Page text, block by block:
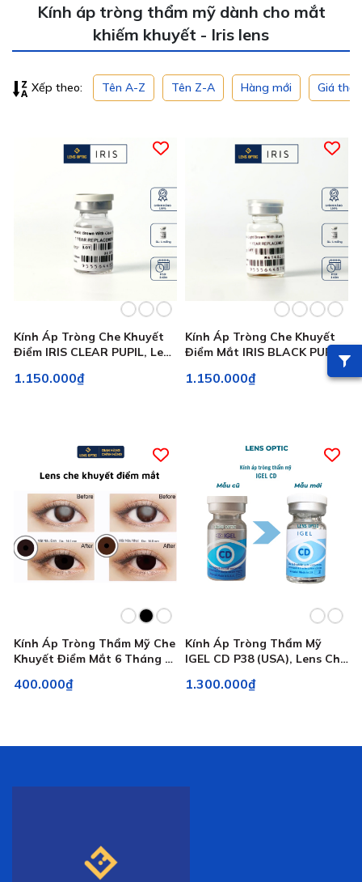
Kính áp tròng thẩm mỹ dành cho mắt
khiếm khuyết - Iris lens
Xếp theo: Tên A-Z Tên Z-A Hàng mới Giá
Kính Áp Tròng Che Khuyết
Điểm IRIS CLEAR PUPIL, Lens
1.150.000₫
Kính Áp Tròng Che Khuyết
Điểm Mắt IRIS BLACK PUPIL,
1.150.000₫
Kính Áp Tròng Thẩm Mỹ Che
Khuyết Điểm Mắt 6 Tháng -
400.000₫
Kính Áp Tròng Thẩm Mỹ
IGEL CD P38 (USA), Lens Che
1.300.000₫